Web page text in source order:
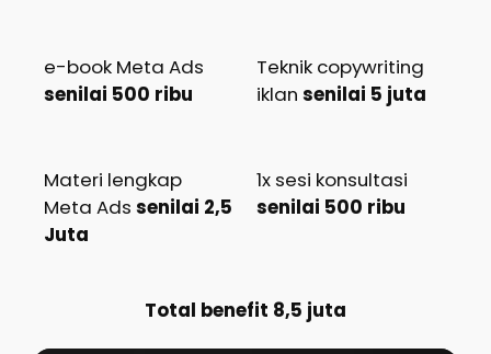
e-book Meta Ads
senilai 500 ribu
Teknik copywriting
iklan senilai 5 juta
Materi lengkap
Meta Adssenilai 2,5
Juta
1x sesi konsultasi
senilai 500 ribu
Total benefit 8,5 juta